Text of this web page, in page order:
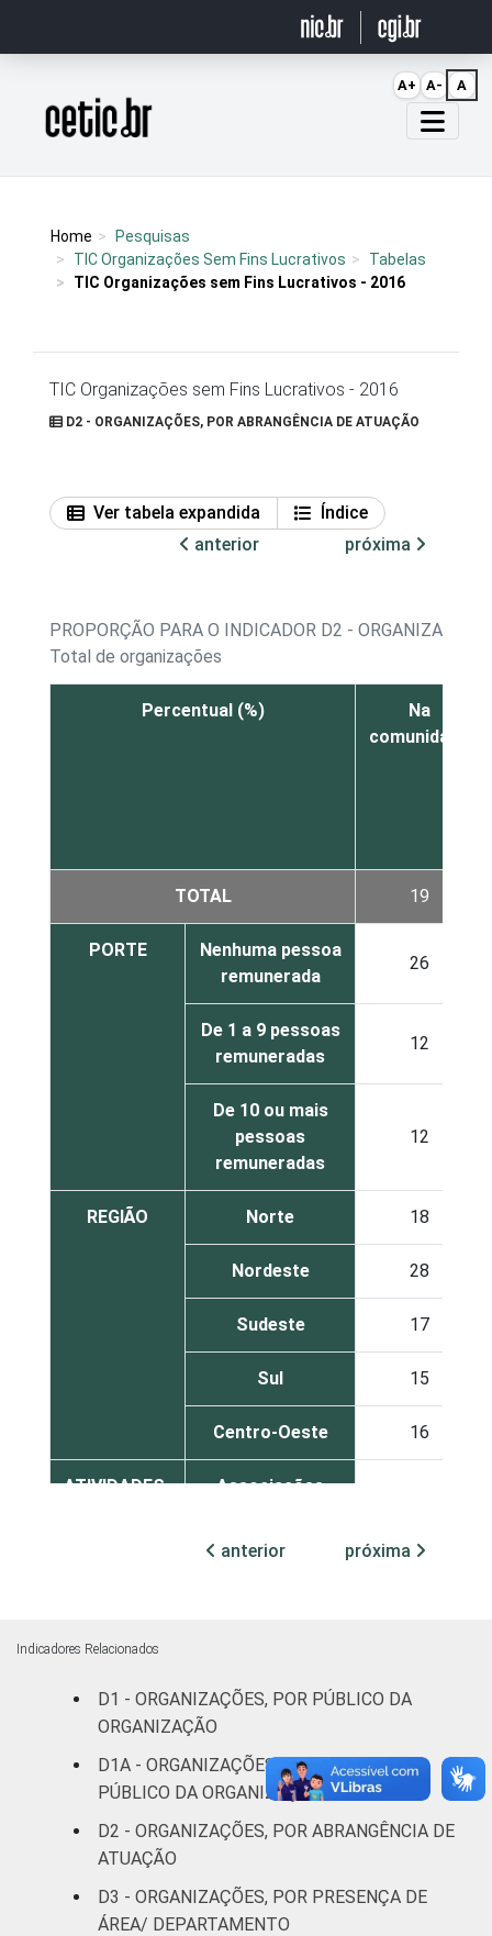
Página inicial
Home
Pesquisas
TIC Organizações Sem Fins Lucrativos
Tabelas
TIC Organizações sem Fins Lucrativos - 2016
TIC Organizações sem Fins Lucrativos - 2016
D2 - ORGANIZAÇÕES, POR ABRANGÊNCIA DE ATUAÇÃO
Ver tabela expandida
Índice
anterior
próxima
PROPORÇÃO PARA O INDICADOR D2 -
Total de organizações
Percentual (%)
Na
comunidade
TOTAL 19
PORTE
Nenhuma pessoa
remunerada
26
De 1 a 9 pessoas
remuneradas
12
De 10 ou mais
pessoas
remuneradas
12
REGIÃO Norte 18
Nordeste 28
Sudeste 17
Sul 15
Centro-Oeste 16
ATIVIDADES-
Associações
profissionais e
Educação e
16
Desenvolvimento
e defesa de
direitos
22
Religião 21
anterior próxima
Indicadores Relacionados
D1 - ORGANIZAÇÕES, POR PÚBLICO DA
ORGANIZAÇÃO
D1A - ORGANIZAÇÕES, POR PRINCIPAL
PÚBLICO DA ORGANIZAÇÃO
D2 - ORGANIZAÇÕES, POR ABRANGÊNCIA DE
ATUAÇÃO
D3 - ORGANIZAÇÕES, POR PRESENÇA DE
ÁREA/ DEPARTAMENTO
A+ A- A